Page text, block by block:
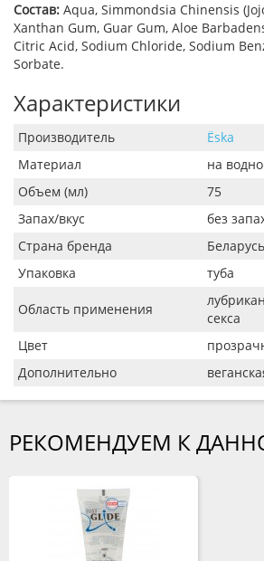
Состав: Aqua, Simmondsia Chinensis
Xanthan Gum, Guar Gum, Aloe
Citric Acid, Sodium Chloride, Sodium
Sorbate.
Характеристики
Производитель
Ёska
Материал
на
Объем (мл)
75
Запах/вкус
без
Страна бренда
Беларусь
Упаковка
туба
Область применения
секса
Цвет
Дополнительно
РЕКОМЕНДУЕМ К